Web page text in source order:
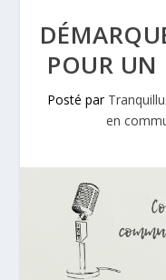
POUR
Posté par
en